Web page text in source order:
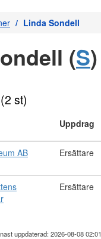
Linda Sondell
(S)
(2 st)
Uppdrag
AB
Ersättare
Ersättare
uppdaterad: 2026-08-08 02:01